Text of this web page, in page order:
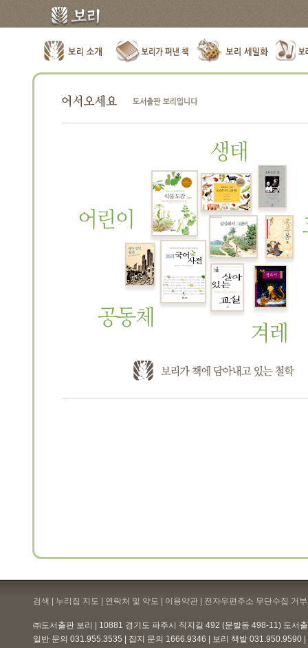
검색 | 누리집 지도 | 연락처 및 약도 | 이용약관 | 전자우편주소 무단수집 거
㈜도서출판 보리 | 10881 경기도 파주시 직지길 492 (문발동 498-11) 도서
일반 문의 031.955.3535 | 잡지 문의 1666.9346 | 보리 책밭 031.950.9590